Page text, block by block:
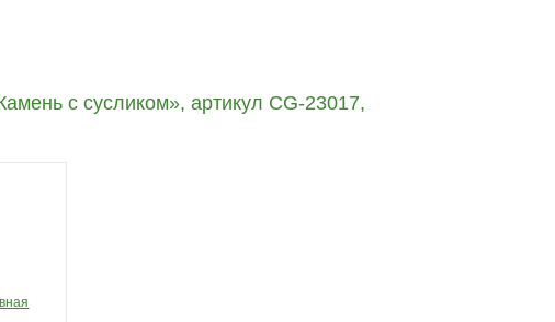
с сусликом», артикул CG-23017,